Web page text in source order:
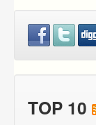
TOP 10